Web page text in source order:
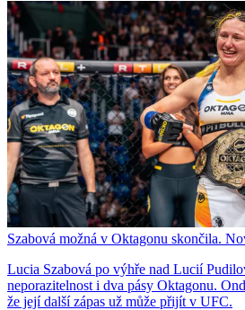
Szabová možná v Oktagonu skončila.
Lucia Szabová po výhře nad Lucií
neporazitelnost i dva pásy Oktagonu.
že její další zápas už může přijít v UFC.